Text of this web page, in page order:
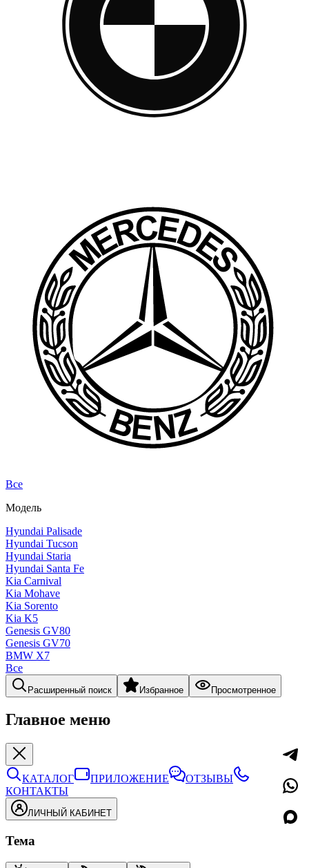
Все
Модель
Hyundai Palisade
Hyundai Tucson
Hyundai Staria
Hyundai Santa Fe
Kia Carnival
Kia Mohave
Kia Sorento
Kia K5
Genesis GV80
Genesis GV70
BMW X7
Все
Расширенный поиск Избранное Просмотренное
Главное меню
КАТАЛОГ ПРИЛОЖЕНИЕ
ОТЗЫВЫ
КОНТАКТЫ
ЛИЧНЫЙ КАБИНЕТ
Тема